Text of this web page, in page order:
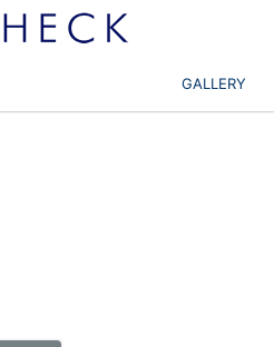
GALLERY